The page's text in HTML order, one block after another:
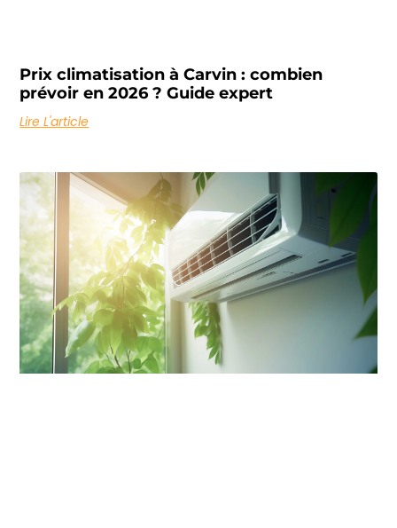
Prix climatisation à Carvin : combien
prévoir en 2026 ? Guide expert
Lire L'article